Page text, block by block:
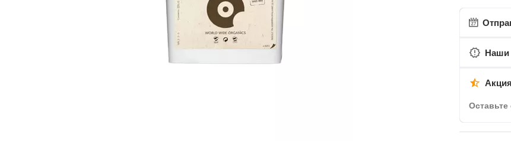
Наши
Акция
Оставьте